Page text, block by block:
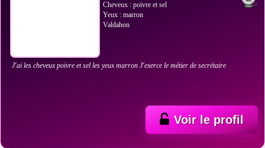
Cheveux : poivre et sel
Yeux : marron
Valdahon
J'ai les cheveux poivre et sel les yeux marron J'exerce le métier de secrétaire
Voir le profil